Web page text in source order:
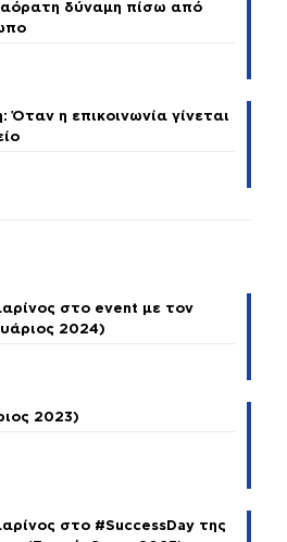
αόρατη δύναμη πίσω από
Όταν η επικοινωνία γίνεται
στο event με τον
2024)
2023)
στο #SuccessDay της